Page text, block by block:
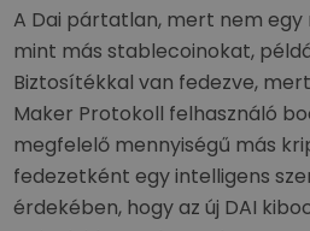
A Dai pártatlan, mert nem egy
mint más stablecoinokat,
Biztosítékkal van fedezve,
Maker Protokoll felhasználó
megfelelő mennyiségű más
fedezetként egy intelligens
érdekében, hogy az új DAI